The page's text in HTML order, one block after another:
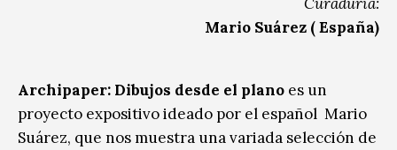
Mario Suárez ( España)
Archipaper: Dibujos desde el plano es un
proyecto expositivo ideado por el español Mario
Suárez, que nos muestra una variada selección de